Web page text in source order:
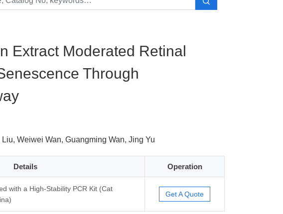
Extract Moderated Retinal
Through
Weiwei Wan, Guangming Wan, Jing Yu
Details Operation
with a High-Stability PCR Kit (Cat
Get A Quote